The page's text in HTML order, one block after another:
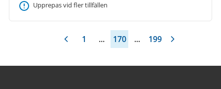
Upprepas vid fler tillfällen
1 ... 170 ... 199